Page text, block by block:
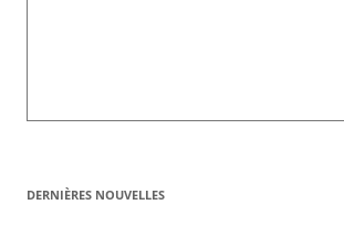
DERNIÈRES NOUVELLES